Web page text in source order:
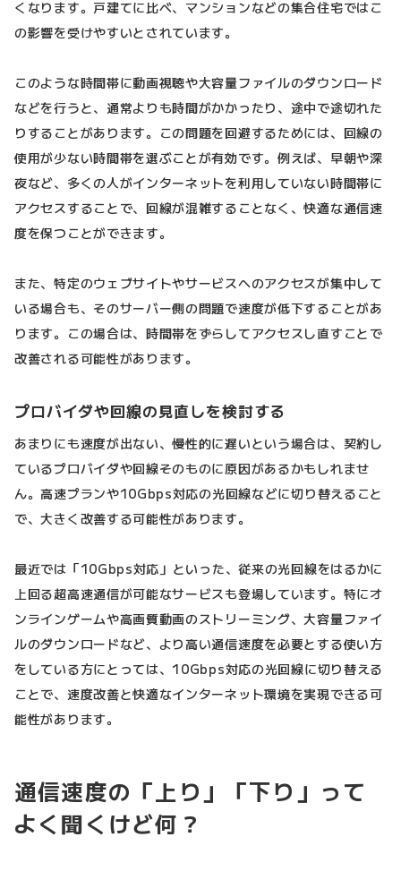
くなります。戸建てに比べ、マンションなどの集合住宅ではこ
の影響を受けやすいとされています。
このような時間帯に動画視聴や大容量ファイルのダウンロード
などを行うと、通常よりも時間がかかったり、途中で途切れた
りすることがあります。この問題を回避するためには、回線の
使用が少ない時間帯を選ぶことが有効です。例えば、早朝や深
夜など、多くの人がインターネットを利用していない時間帯に
アクセスすることで、回線が混雑することなく、快適な通信速
度を保つことができます。
また、特定のウェブサイトやサービスへのアクセスが集中して
いる場合も、そのサーバー側の問題で速度が低下することがあ
ります。この場合は、時間帯をずらしてアクセスし直すことで
改善される可能性があります。
プロバイダや回線の見直しを検討する
あまりにも速度が出ない、慢性的に遅いという場合は、契約し
ているプロバイダや回線そのものに原因があるかもしれませ
ん。高速プランや10Gbps対応の光回線などに切り替えること
で、大きく改善する可能性があります。
最近では「10Gbps対応」といった、従来の光回線をはるかに
上回る超高速通信が可能なサービスも登場しています。特にオ
ンラインゲームや高画質動画のストリーミング、大容量ファイ
ルのダウンロードなど、より高い通信速度を必要とする使い方
をしている方にとっては、10Gbps対応の光回線に切り替える
ことで、速度改善と快適なインターネット環境を実現できる可
能性があります。
通信速度の「上り」「下り」って
よく聞くけど何？